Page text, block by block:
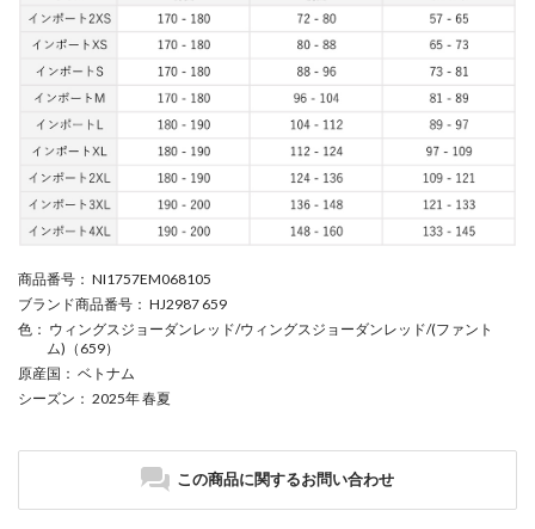
商品番号 ： NI1757EM068105
ブランド商品番号 ： HJ2987 659
色 ： ウィングスジョーダンレッド/ウィングスジョーダンレッド/(ファント
ム)（659）
原産国 ： ベトナム
シーズン ： 2025年 春夏
この商品に関するお問い合わせ